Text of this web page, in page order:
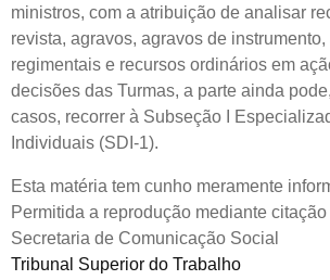
ministros, com a atribuição de analisar
revista, agravos, agravos de
regimentais e recursos ordinários em
decisões das Turmas, a parte ainda
casos, recorrer à Subseção I
Individuais (SDI-1).
Esta matéria tem cunho meramente
Permitida a reprodução mediante citação
Secretaria de Comunicação Social
Tribunal Superior do Trabalho